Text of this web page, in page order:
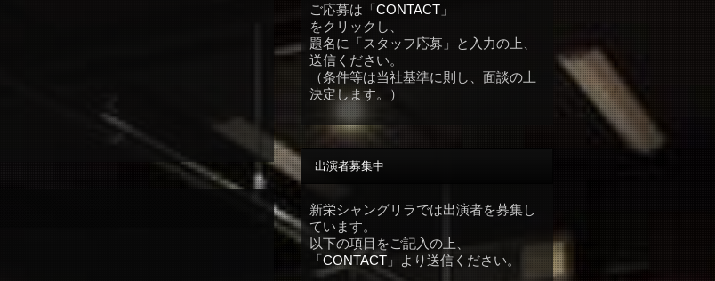
ご応募は「CONTACT」
をクリックし、
題名に「スタッフ応募」と入力の上、
送信ください。
（条件等は当社基準に則し、面談の上
決定します。）
出演者募集中
新栄シャングリラでは出演者を募集し
ています。
以下の項目をご記入の上、
「CONTACT」より送信ください。